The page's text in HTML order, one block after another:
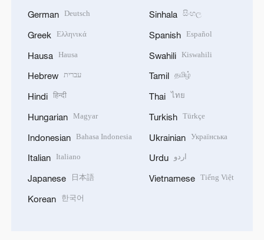
German Deutsch
Greek Ελληνικά
Hausa Hausa
Hebrew עברית
Hindi हिन्दी
Hungarian Magyar
Indonesian Bahasa Indonesia
Italian Italiano
Japanese 日本語
Korean 한국어
Sinhala සිංහල
Spanish Español
Swahili Kiswahili
Tamil தமிழ்
Thai ไทย
Turkish Türkçe
Ukrainian Українська
Urdu اردو
Vietnamese Tiếng Việt